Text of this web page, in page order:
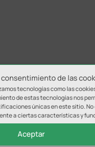
de las
tecnologías como las
de estas tecnologías nos
únicas en este sitio.
a ciertas características y
Aceptar